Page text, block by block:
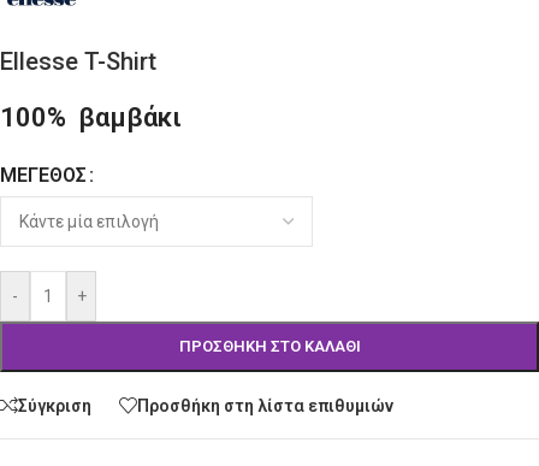
Ellesse T-Shirt
100% βαμβάκι
ΜΈΓΕΘΟΣ
- +
ΠΡΟΣΘΉΚΗ ΣΤΟ ΚΑΛΆΘΙ
Alternative:
Σύγκριση Προσθήκη στη λίστα επιθυμιών